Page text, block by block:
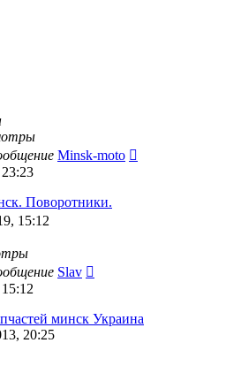
Minsk-moto
Поворотники.
15:12
Slav
минск Украина
20:25